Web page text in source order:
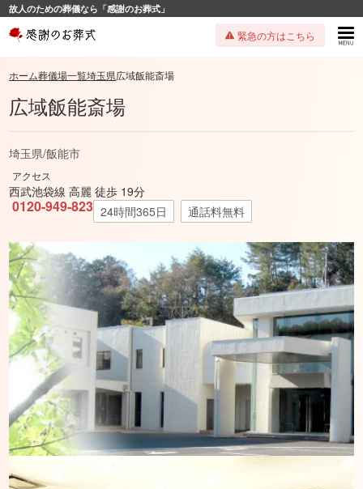
故人のための葬儀なら「感謝のお葬式」
緊急の方はこちら
ホーム葬儀場一覧埼玉県広域飯能斎場
広域飯能斎場
埼玉県/飯能市
アクセス
西武池袋線 高麗 徒歩 19分
0120-949-823 24時間365日 通話料無料